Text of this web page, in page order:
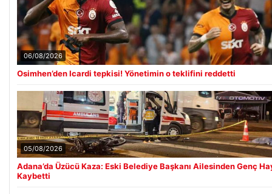
06/08/2026
Osimhen’den Icardi tepkisi! Yönetimin o teklifini reddetti
05/08/2026
Adana’da Üzücü Kaza: Eski Belediye Başkanı Ailesinden Genç
Kaybetti